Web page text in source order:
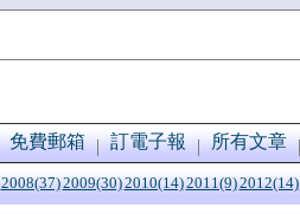
免費郵箱 訂電子報 所有文章
2008(37)2009(30)2010(14)2011(9)2012(14)